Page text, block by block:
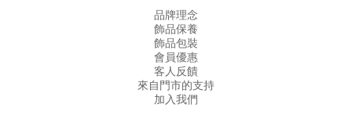
品牌理念
飾品保養
飾品包裝
會員優惠
客人反饋
來自門市的支持
加入我們